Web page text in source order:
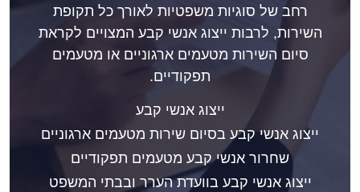
רחב של סוגיות משפטיות לאורך כל תקופת
השירות, לרבות ייצוג אנשי קבע המצויים לקראת
סיום השירות מטעמים ארגוניים או מטעמים
תפקודיים.
ייצוג אנשי קבע
ייצוג אנשי קבע בסיום שירות מטעמים ארגוניים
שחרור אנשי קבע מטעמים תפקודיים
ייצוג אנשי קבע בוועדת הערר ובבתי המשפט